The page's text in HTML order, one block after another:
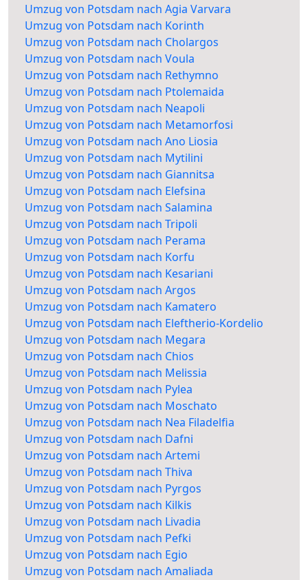
Umzug von Potsdam nach Agia Varvara
Umzug von Potsdam nach Korinth
Umzug von Potsdam nach Cholargos
Umzug von Potsdam nach Voula
Umzug von Potsdam nach Rethymno
Umzug von Potsdam nach Ptolemaida
Umzug von Potsdam nach Neapoli
Umzug von Potsdam nach Metamorfosi
Umzug von Potsdam nach Ano Liosia
Umzug von Potsdam nach Mytilini
Umzug von Potsdam nach Giannitsa
Umzug von Potsdam nach Elefsina
Umzug von Potsdam nach Salamina
Umzug von Potsdam nach Tripoli
Umzug von Potsdam nach Perama
Umzug von Potsdam nach Korfu
Umzug von Potsdam nach Kesariani
Umzug von Potsdam nach Argos
Umzug von Potsdam nach Kamatero
Umzug von Potsdam nach Eleftherio-Kordelio
Umzug von Potsdam nach Megara
Umzug von Potsdam nach Chios
Umzug von Potsdam nach Melissia
Umzug von Potsdam nach Pylea
Umzug von Potsdam nach Moschato
Umzug von Potsdam nach Nea Filadelfia
Umzug von Potsdam nach Dafni
Umzug von Potsdam nach Artemi
Umzug von Potsdam nach Thiva
Umzug von Potsdam nach Pyrgos
Umzug von Potsdam nach Kilkis
Umzug von Potsdam nach Livadia
Umzug von Potsdam nach Pefki
Umzug von Potsdam nach Egio
Umzug von Potsdam nach Amaliada